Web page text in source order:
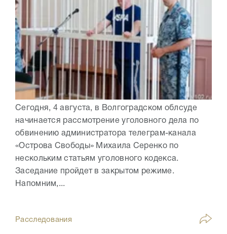
Сегодня, 4 августа, в Волгоградском облсуде
начинается рассмотрение уголовного дела по
обвинению администратора телеграм-канала
«Острова Свободы» Михаила Серенко по
нескольким статьям уголовного кодекса.
Заседание пройдет в закрытом режиме.
Напомним,...
Расследования